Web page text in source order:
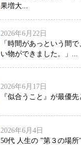
果増大...
2026年6月22日
「時間があっという間
い物ができました。」...
2026年6月17日
『似合うこと』が最優
2026年6月4日
50代 人生の ”第３の場所